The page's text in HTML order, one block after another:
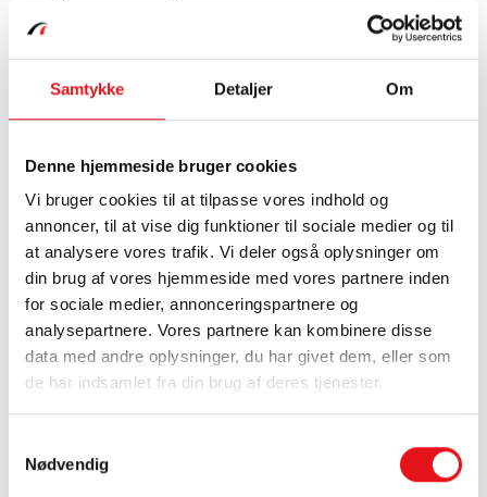
Samtykke Detaljer Om
Denne hjemmeside bruger cookies
Vi bruger cookies til at tilpasse vores indhold og
annoncer, til at vise dig funktioner til sociale medier og til
at analysere vores trafik. Vi deler også oplysninger om
din brug af vores hjemmeside med vores partnere inden
for sociale medier, annonceringspartnere og
analysepartnere. Vores partnere kan kombinere disse
data med andre oplysninger, du har givet dem, eller som
de har indsamlet fra din brug af deres tjenester.
Nødvendig
flere millimeter mønster tilbage, er dækkene
Vi tjekker gerne mønsterdybden, slidtagen og
standen på dine. Få hellere tjekket dine dæk en
gang for meget end en gang for lidt — det er
også selv tjekke mønsterdybden med en måler.
Valg af dæk er ikke bare et
spørgsmål om pris
Valg af dæk handler om mere end blot pris. De
rigtige dæk for din nabo er ikke nødvendigvis
de rigtige dæk for dig.
Valg af de rigtige dæk afhænger af dit bil , dit